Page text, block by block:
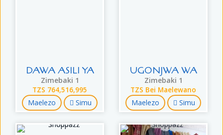
DAWA ASILI YA
Zimebaki 1
TZS 764,516,995
Maelezo Simu
UGONJWA WA
Zimebaki 1
TZS Bei Maelewano
Maelezo Simu